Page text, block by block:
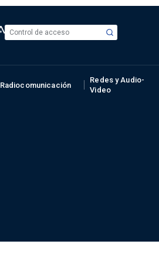
Radiocomunicación
Redes y Audio-
Video